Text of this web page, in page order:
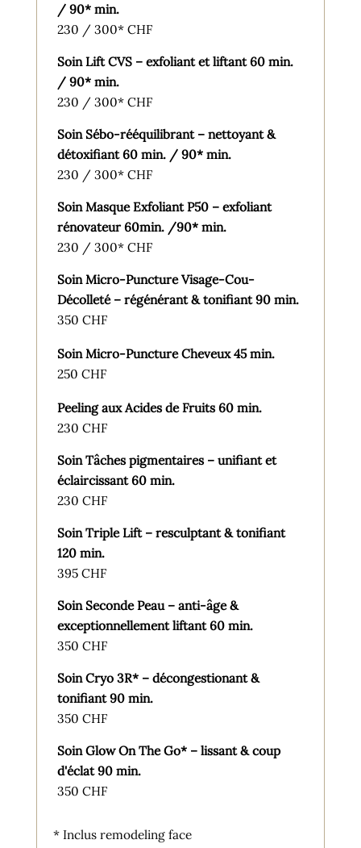
/ 90* min.
230 / 300* CHF
Soin Lift CVS – exfoliant et liftant 60 min.
/ 90* min.
230 / 300* CHF
Soin Sébo-rééquilibrant – nettoyant &
détoxifiant 60 min. / 90* min.
230 / 300* CHF
Soin Masque Exfoliant P50 – exfoliant
rénovateur 60min. /90* min.
230 / 300* CHF
Soin Micro-Puncture Visage-Cou-
Décolleté – régénérant & tonifiant 90 min.
350 CHF
Soin Micro-Puncture Cheveux 45 min.
250 CHF
Peeling aux Acides de Fruits 60 min.
230 CHF
Soin Tâches pigmentaires – unifiant et
éclaircissant 60 min.
230 CHF
Soin Triple Lift – resculptant & tonifiant
120 min.
395 CHF
Soin Seconde Peau – anti-âge &
exceptionnellement liftant 60 min.
350 CHF
Soin Cryo 3R* – décongestionant &
tonifiant 90 min.
350 CHF
Soin Glow On The Go* – lissant & coup
d'éclat 90 min.
350 CHF
* Inclus remodeling face